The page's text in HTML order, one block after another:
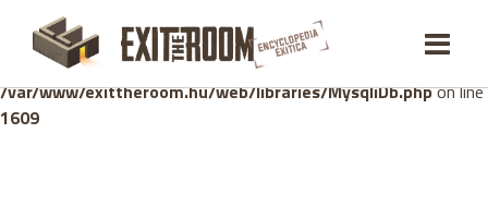
Warning: mysqli_stmt::bind_param(): Number of variables
doesn't match number of parameters in prepared statement in
/var/www/exittheroom.hu/web/libraries/MysqliDb.phpon line
1609